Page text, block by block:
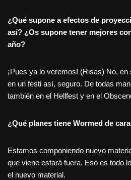
¿Qué supone a efectos de
así? ¿Os supone tener mejores
año?
¡Pues ya lo veremos! (Risas) No,
en un festi así, seguro. De todas
también en el Hellfest y en el
¿Qué planes tiene Wormed de
Estamos componiendo nuevo
que viene estará fuera. Eso es todo
el nuevo material.